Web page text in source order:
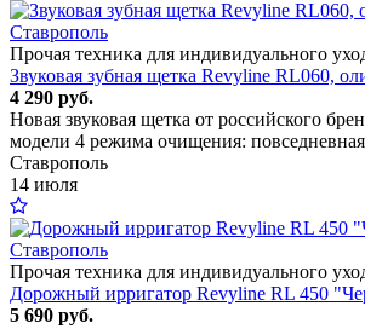
Прочая техника для индивидуального
Звуковая зубная щетка Revyline RL060,
4 290 руб.
Новая звуковая щетка от российского
модели 4 режима очищения:
Ставрополь
14 июля
Прочая техника для индивидуального
Дорожный ирригатор Revyline RL 450
5 690 руб.